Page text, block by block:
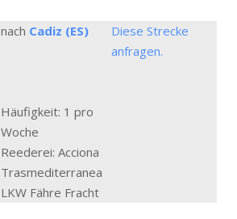
nach Cadiz (ES)
Diese Strecke
anfragen.
Häufigkeit: 1 pro
Woche
Reederei: Acciona
Trasmediterranea
LKW Fähre Fracht